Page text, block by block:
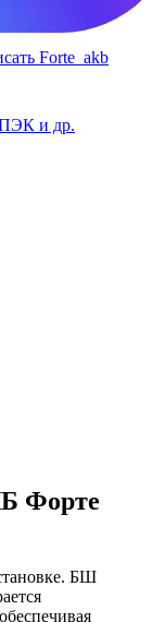
Forte_akb
и др.
Форте
БШ